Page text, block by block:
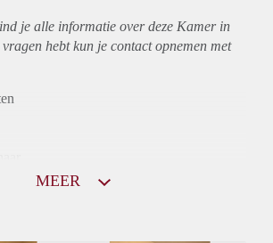
je alle informatie over deze Kamer in
hebt kun je contact opnemen met
MEER